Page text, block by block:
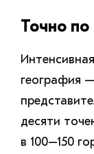
Точно
география
десяти
в 100–150